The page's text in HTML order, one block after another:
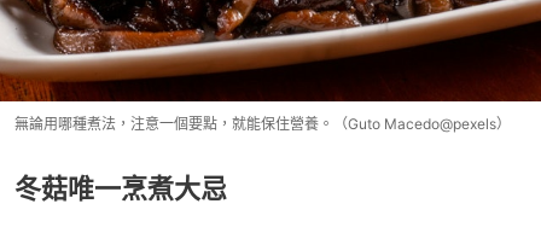
無論用哪種煮法，注意一個要點，就能保住營養。（Guto Macedo@pexels）
冬菇唯一烹煮大忌